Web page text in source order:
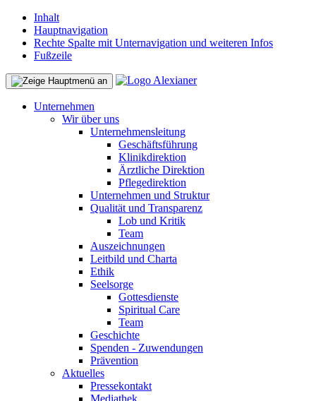
Inhalt
Hauptnavigation
Rechte Spalte mit Unternavigation und weiteren Infos
Fußzeile
Unternehmen
Wir über uns
Unternehmensleitung
Geschäftsführung
Klinikdirektion
Ärztliche Direktion
Pflegedirektion
Unternehmen und Struktur
Qualität und Transparenz
Lob und Kritik
Team
Auszeichnungen
Leitbild und Charta
Ethik
Seelsorge
Gottesdienste
Spiritual Care
Team
Geschichte
Spenden - Zuwendungen
Prävention
Aktuelles
Pressekontakt
Mediathek